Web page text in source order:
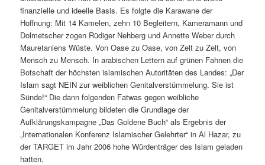
finanzielle und ideelle Basis. Es folgte die Karawane der
Hoffnung: Mit 14 Kamelen, zehn 10 Begleitern, Kameramann und
Dolmetscher zogen Rüdiger Nehberg und Annette Weber durch
Mauretaniens Wüste. Von Oase zu Oase, von Zelt zu Zelt, von
Mensch zu Mensch. In arabischen Lettern auf grünen Fahnen die
Botschaft der höchsten islamischen Autoritäten des Landes: „Der
Islam sagt NEIN zur weiblichen Genitalverstümmelung. Sie ist
Sünde!“ Die dann folgenden Fatwas gegen weibliche
Genitalverstümmelung bildeten die Grundlage der
Aufklärungskampagne „Das Goldene Buch“ als Ergebnis der
„Internationalen Konferenz Islamischer Gelehrter“ in Al Hazar, zu
der TARGET im Jahr 2006 hohe Würdenträger des Islam geladen
hatten.